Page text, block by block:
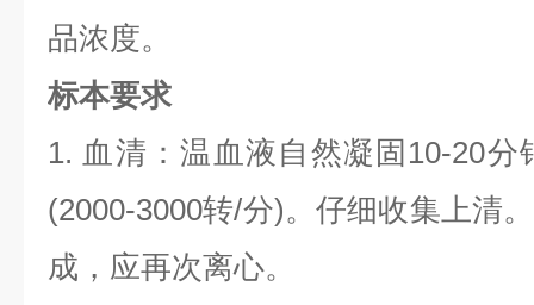
品浓度。
标本要求
1. 血清：温血液自然凝固10-20
(2000-3000转/分)。仔细收集上清
成，应再次离心。